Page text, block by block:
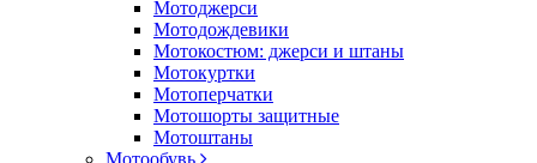
Мотоджерси
Мотодождевики
Мотокостюм: джерси и штаны
Мотокуртки
Мотоперчатки
Мотошорты защитные
Мотоштаны
Мотообувь